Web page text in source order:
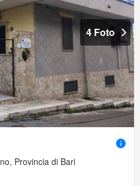
4 Foto
Provincia di Bari